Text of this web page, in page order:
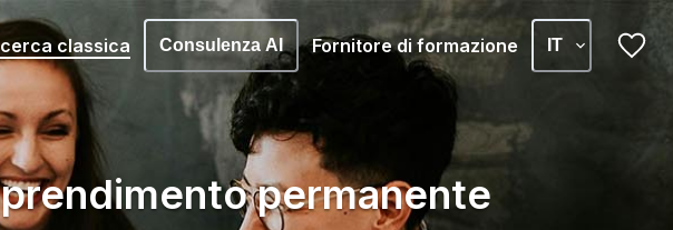
classica Consulenza AI Fornitore di formazione IT
permanente